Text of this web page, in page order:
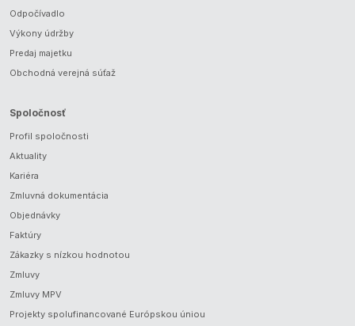
Odpočívadlo
Výkony údržby
Predaj majetku
Obchodná verejná súťaž
Spoločnosť
Profil spoločnosti
Aktuality
Kariéra
Zmluvná dokumentácia
Objednávky
Faktúry
Zákazky s nízkou hodnotou
Zmluvy
Zmluvy MPV
Projekty spolufinancované Európskou úniou